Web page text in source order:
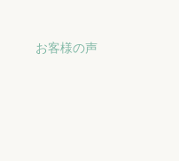
お客様の声